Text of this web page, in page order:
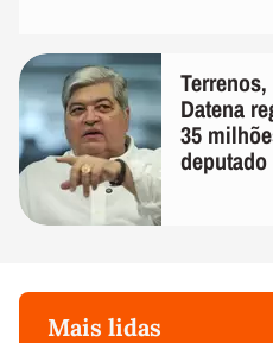
Datena
35
Mais lidas